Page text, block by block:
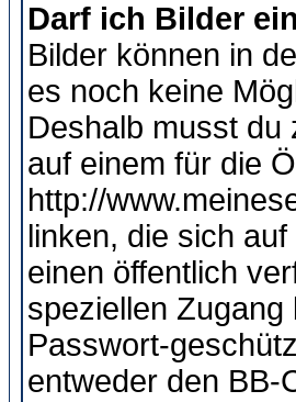
Darf ich Bilder
Bilder können in
es noch keine
Deshalb musst du
auf einem für die
http://
linken, die sich
einen öffentlich
speziellen
Passwort-
entweder den BB-